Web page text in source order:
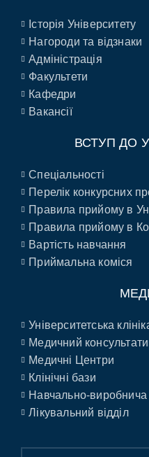
Історія Університету
Нагороди та відзнаки
Адміністрація
Факультети
Кафедри
Вакансії
ВСТУП ДО
Спеціальності
Перелік конкурсних
Правила прийому в
Правила прийому в
Вартість навчання
Приймальна коміся
Університетська
Медичний
Медичні Центри
Клінічні бази
Навчально-виробнича
Лікувальний відділ